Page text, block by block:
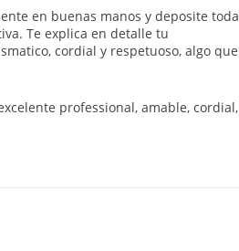
en buenas manos y deposite toda
Te explica en detalle tu
cordial y respetuoso, algo que
professional, amable, cordial,